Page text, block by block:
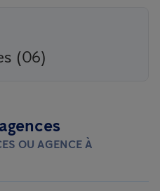
(06)
OU AGENCE À